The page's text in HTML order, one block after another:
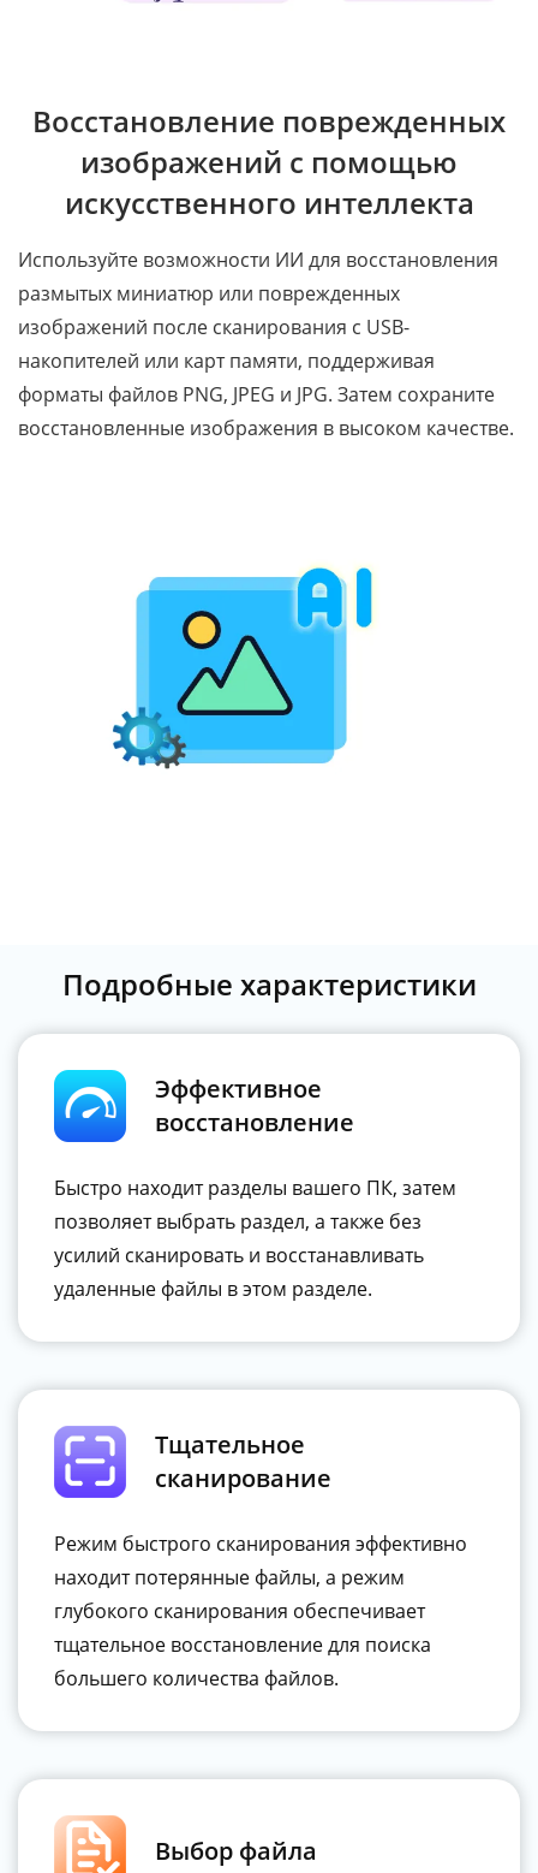
Восстановление поврежденных
изображений с помощью
искусственного интеллекта
Используйте возможности ИИ для восстановления
размытых миниатюр или поврежденных
изображений после сканирования с USB-
накопителей или карт памяти, поддерживая
форматы файлов PNG, JPEG и JPG. Затем сохраните
восстановленные изображения в высоком качестве.
Подробные характеристики
Эффективное
восстановление
Быстро находит разделы вашего ПК, затем
позволяет выбрать раздел, а также без
усилий сканировать и восстанавливать
удаленные файлы в этом разделе.
Тщательное
сканирование
Режим быстрого сканирования эффективно
находит потерянные файлы, а режим
глубокого сканирования обеспечивает
тщательное восстановление для поиска
большего количества файлов.
Выбор файла